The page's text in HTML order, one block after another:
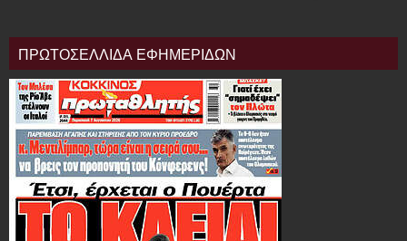
ΠΡΩΤΟΣΕΛΛΙΔΑ ΕΦΗΜΕΡΙΔΩΝ